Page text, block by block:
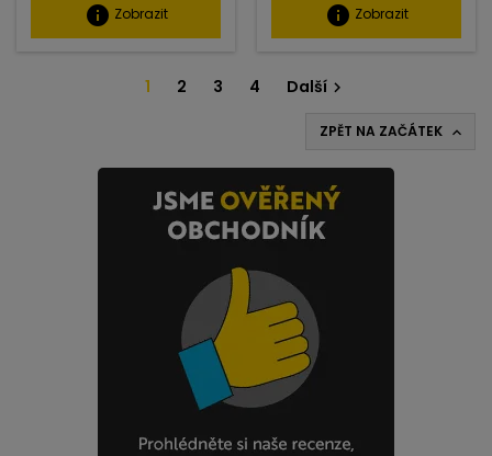
info Zobrazit info Zobrazit
1 2 3 4 Další 
ZPĚT NA ZAČÁTEK 